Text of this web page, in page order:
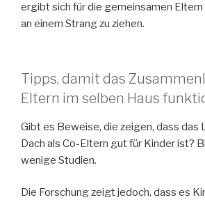
ergibt sich für die gemeinsamen
an einem Strang zu ziehen.
Tipps, damit das
Eltern im selben Haus
Gibt es Beweise, die zeigen, dass das
Dach als Co-Eltern gut für Kinder ist?
wenige Studien.
Die Forschung zeigt jedoch, dass es